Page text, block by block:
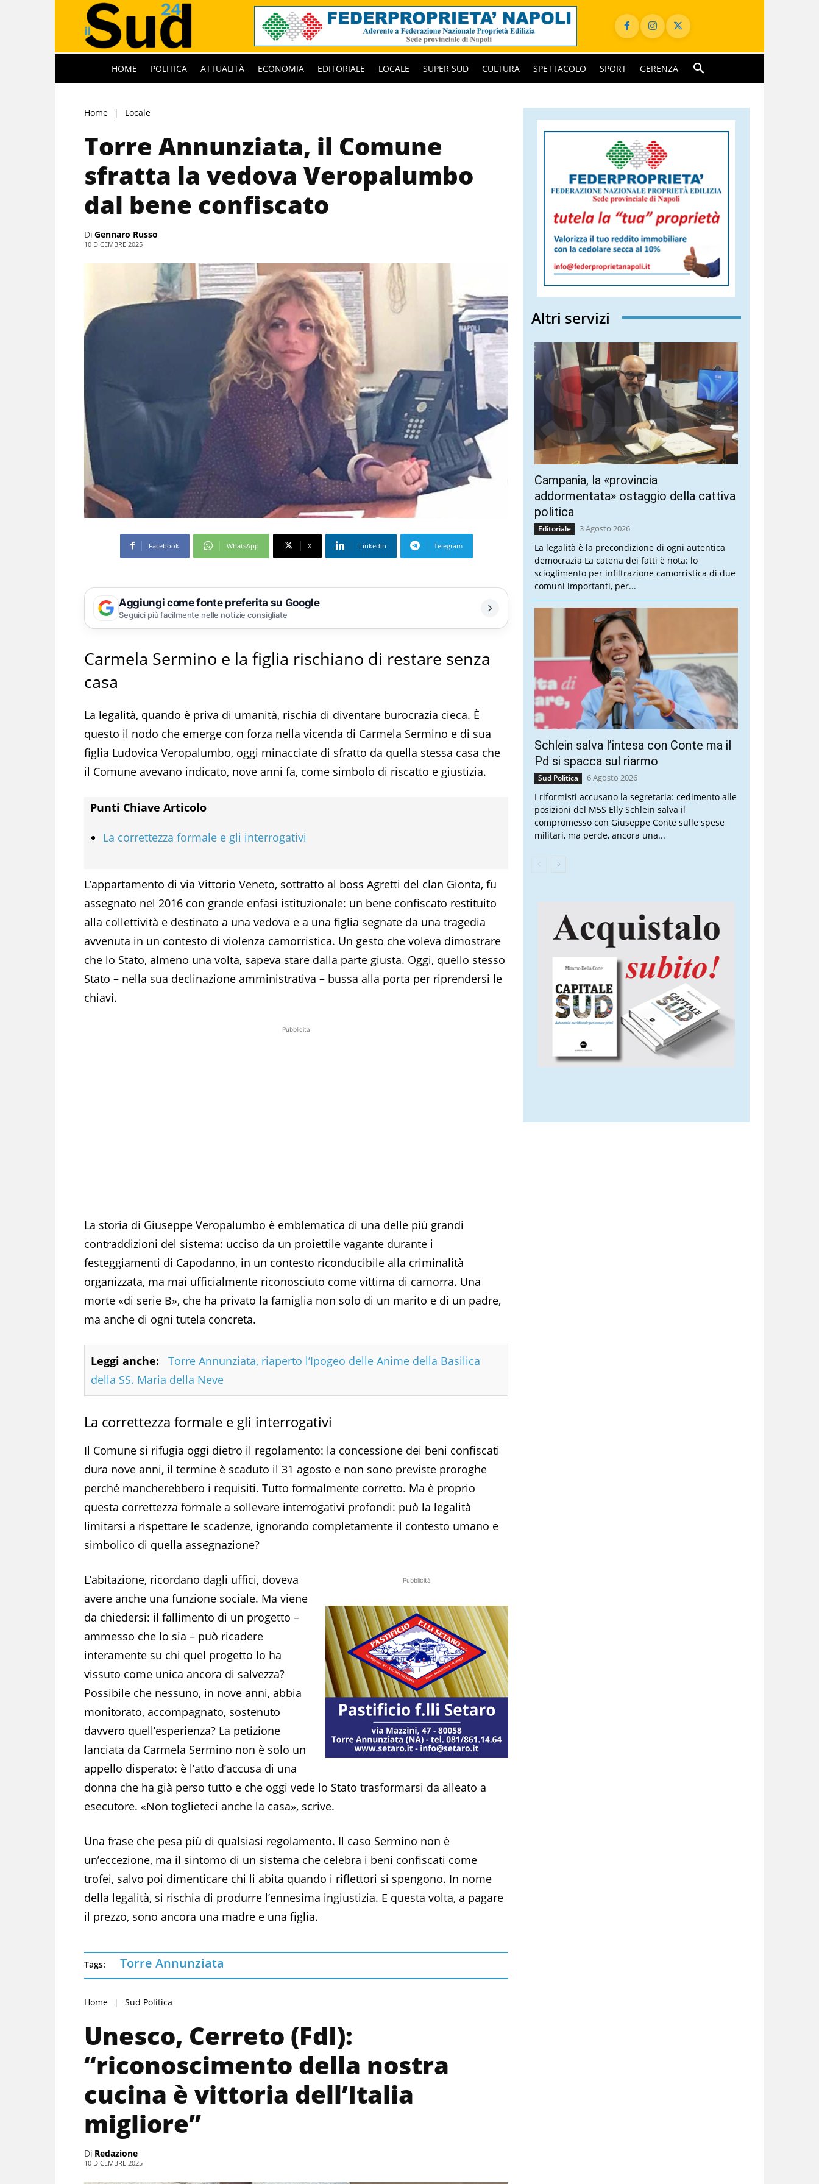
HOME POLITICA ATTUALITÀ ECONOMIA EDITORIALE LOCALE SUPER SUD CULTURA SPETTACOLO SPORT GERENZA
Home Locale
Torre Annunziata, il Comune
sfratta la vedova Veropalumbo
dal bene confiscato
Di Gennaro Russo
10 DICEMBRE 2025
Facebook WhatsApp X Linkedin Telegram
Aggiungi come fonte preferita su Google
Seguici più facilmente nelle notizie consigliate
Carmela Sermino e la figlia rischiano di restare senza
casa
La legalità, quando è priva di umanità, rischia di diventare burocrazia cieca. È
questo il nodo che emerge con forza nella vicenda di Carmela Sermino e di sua
figlia Ludovica Veropalumbo, oggi minacciate di sfratto da quella stessa casa che
il Comune avevano indicato, nove anni fa, come simbolo di riscatto e giustizia.
Punti Chiave Articolo
La correttezza formale e gli interrogativi
L’appartamento di via Vittorio Veneto, sottratto al boss Agretti del clan Gionta, fu
assegnato nel 2016 con grande enfasi istituzionale: un bene confiscato restituito
alla collettività e destinato a una vedova e a una figlia segnate da una tragedia
avvenuta in un contesto di violenza camorristica. Un gesto che voleva dimostrare
che lo Stato, almeno una volta, sapeva stare dalla parte giusta. Oggi, quello stesso
Stato – nella sua declinazione amministrativa – bussa alla porta per riprendersi le
chiavi.
Pubblicità
La storia di Giuseppe Veropalumbo è emblematica di una delle più grandi
contraddizioni del sistema: ucciso da un proiettile vagante durante i
festeggiamenti di Capodanno, in un contesto riconducibile alla criminalità
organizzata, ma mai ufficialmente riconosciuto come vittima di camorra. Una
morte «di serie B», che ha privato la famiglia non solo di un marito e di un padre,
ma anche di ogni tutela concreta.
Leggi anche:
Torre Annunziata, riaperto l’Ipogeo delle Anime della Basilica
della SS. Maria della Neve
La correttezza formale e gli interrogativi
Il Comune si rifugia oggi dietro il regolamento: la concessione dei beni confiscati
dura nove anni, il termine è scaduto il 31 agosto e non sono previste proroghe
perché mancherebbero i requisiti. Tutto formalmente corretto. Ma è proprio
questa correttezza formale a sollevare interrogativi profondi: può la legalità
limitarsi a rispettare le scadenze, ignorando completamente il contesto umano e
simbolico di quella assegnazione?
Pubblicità
L’abitazione, ricordano dagli uffici, doveva
avere anche una funzione sociale. Ma viene
da chiedersi: il fallimento di un progetto –
ammesso che lo sia – può ricadere
interamente su chi quel progetto lo ha
vissuto come unica ancora di salvezza?
Possibile che nessuno, in nove anni, abbia
monitorato, accompagnato, sostenuto
davvero quell’esperienza? La petizione
lanciata da Carmela Sermino non è solo un
appello disperato: è l’atto d’accusa di una
donna che ha già perso tutto e che oggi vede lo Stato trasformarsi da alleato a
esecutore. «Non toglieteci anche la casa», scrive.
Una frase che pesa più di qualsiasi regolamento. Il caso Sermino non è
un’eccezione, ma il sintomo di un sistema che celebra i beni confiscati come
trofei, salvo poi dimenticare chi li abita quando i riflettori si spengono. In nome
della legalità, si rischia di produrre l’ennesima ingiustizia. E questa volta, a pagare
il prezzo, sono ancora una madre e una figlia.
Tags: Torre Annunziata
Home Sud Politica
Unesco, Cerreto (FdI):
“riconoscimento della nostra
cucina è vittoria dell’Italia
migliore”
Di Redazione
10 DICEMBRE 2025
Altri servizi
Campania, la «provincia
addormentata» ostaggio della cattiva
politica
Editoriale 3 Agosto 2026
La legalità è la precondizione di ogni autentica
democrazia La catena dei fatti è nota: lo
scioglimento per infiltrazione camorristica di due
comuni importanti, per...
Schlein salva l’intesa con Conte ma il
Pd si spacca sul riarmo
Sud Politica 6 Agosto 2026
I riformisti accusano la segretaria: cedimento alle
posizioni del M5S Elly Schlein salva il
compromesso con Giuseppe Conte sulle spese
militari, ma perde, ancora una...